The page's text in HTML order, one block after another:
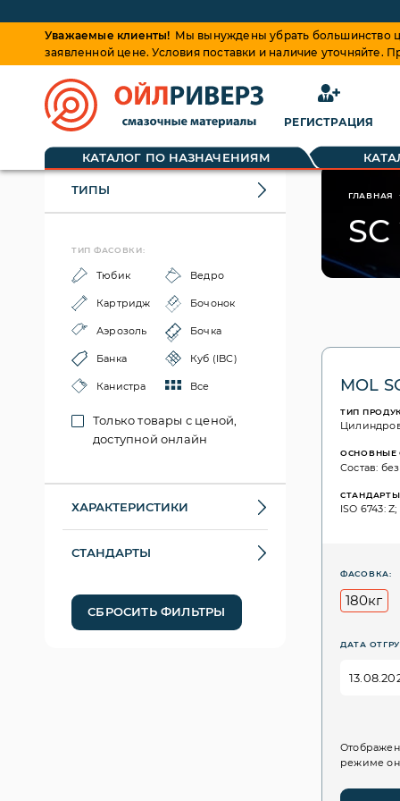
Уважаемые клиенты! Мы вынуждены убрать большинство
заявленной цене. Условия поставки и наличие
РЕГИСТРАЦИЯ
КАТАЛОГ ПО НАЗНАЧЕНИЯМ
ТИПЫ
ТИП ФАСОВКИ:
Тюбик Ведро
Картридж Бочонок
Аэрозоль Бочка
Банка Куб (IBC)
Канистра Все
Только товары с ценой,
доступной онлайн
ХАРАКТЕРИСТИКИ
СТАНДАРТЫ
СБРОСИТЬ ФИЛЬТРЫ
ГЛАВНАЯ
MOL
ТИП
ОСНОВНЫЕ
Состав:
СТАНДАРТЫ
ISO 6743:
ФАСОВКА:
180кг
ДАТА
режиме